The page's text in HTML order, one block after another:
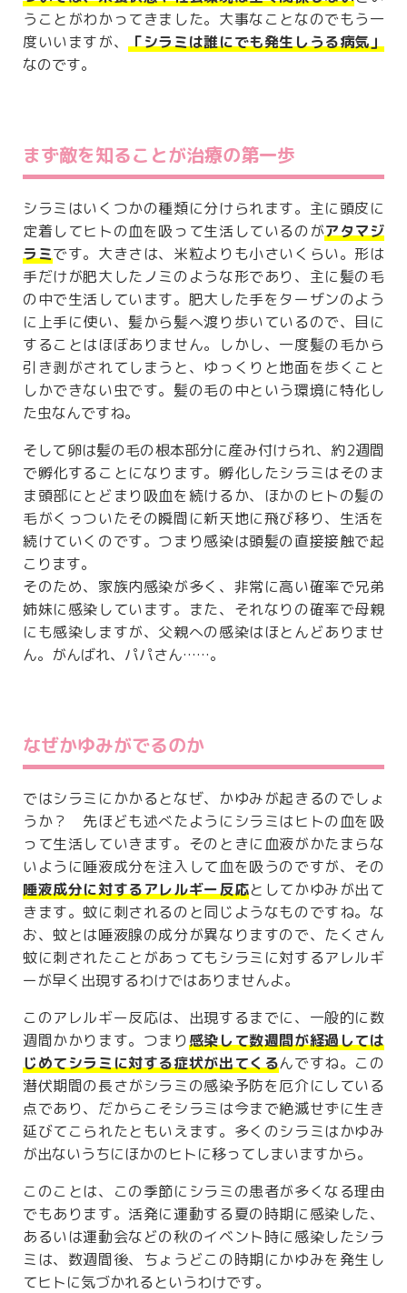
うことがわかってきました。大事なことなのでもう一
度いいますが、「シラミは誰にでも発生しうる病気」
なのです。
まず敵を知ることが治療の第一歩
シラミはいくつかの種類に分けられます。主に頭皮に
定着してヒトの血を吸って生活しているのがアタマジ
ラミです。大きさは、米粒よりも小さいくらい。形は
手だけが肥大したノミのような形であり、主に髪の毛
の中で生活しています。肥大した手をターザンのよう
に上手に使い、髪から髪へ渡り歩いているので、目に
することはほぼありません。しかし、一度髪の毛から
引き剥がされてしまうと、ゆっくりと地面を歩くこと
しかできない虫です。髪の毛の中という環境に特化し
た虫なんですね。
そして卵は髪の毛の根本部分に産み付けられ、約2週間
で孵化することになります。孵化したシラミはそのま
ま頭部にとどまり吸血を続けるか、ほかのヒトの髪の
毛がくっついたその瞬間に新天地に飛び移り、生活を
続けていくのです。つまり感染は頭髪の直接接触で起
こります。
そのため、家族内感染が多く、非常に高い確率で兄弟
姉妹に感染しています。また、それなりの確率で母親
にも感染しますが、父親への感染はほとんどありませ
ん。がんばれ、パパさん……。
なぜかゆみがでるのか
ではシラミにかかるとなぜ、かゆみが起きるのでしょ
うか？ 先ほども述べたようにシラミはヒトの血を吸
って生活していきます。そのときに血液がかたまらな
いように唾液成分を注入して血を吸うのですが、その
唾液成分に対するアレルギー反応としてかゆみが出て
きます。蚊に刺されるのと同じようなものですね。な
お、蚊とは唾液腺の成分が異なりますので、たくさん
蚊に刺されたことがあってもシラミに対するアレルギ
ーが早く出現するわけではありませんよ。
このアレルギー反応は、出現するまでに、一般的に数
週間かかります。つまり感染して数週間が経過しては
じめてシラミに対する症状が出てくるんですね。この
潜伏期間の長さがシラミの感染予防を厄介にしている
点であり、だからこそシラミは今まで絶滅せずに生き
延びてこられたともいえます。多くのシラミはかゆみ
が出ないうちにほかのヒトに移ってしまいますから。
このことは、この季節にシラミの患者が多くなる理由
でもあります。活発に運動する夏の時期に感染した、
あるいは運動会などの秋のイベント時に感染したシラ
ミは、数週間後、ちょうどこの時期にかゆみを発生し
てヒトに気づかれるというわけです。